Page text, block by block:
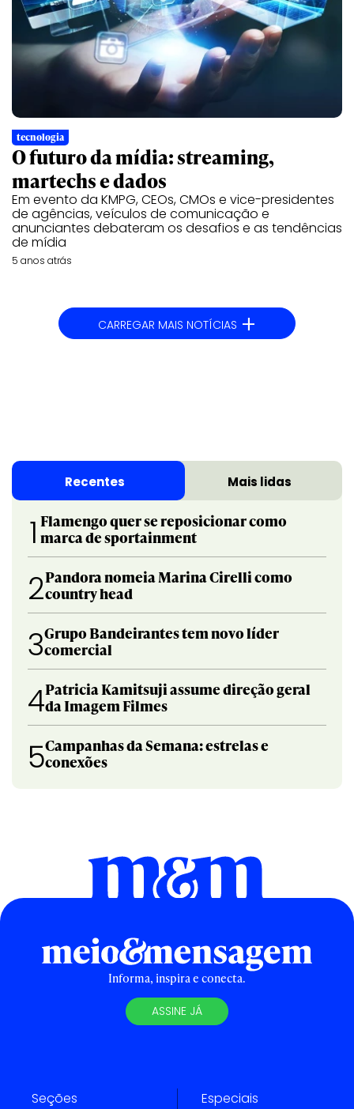
tecnologia
O futuro da mídia: streaming,
martechs e dados
Em evento da KMPG, CEOs, CMOs e vice-presidentes
de agências, veículos de comunicação e
anunciantes debateram os desafios e as tendências
de mídia
5 anos atrás
CARREGAR MAIS NOTÍCIAS +
Recentes Mais lidas
1 Flamengo quer se reposicionar como
marca de sportainment
2Pandora nomeia Marina Cirelli como
country head
3Grupo Bandeirantes tem novo líder
comercial
4Patricia Kamitsuji assume direção geral
da Imagem Filmes
5Campanhas da Semana: estrelas e
conexões
Informa, inspira e conecta.
ASSINE JÁ
Seções Especiais